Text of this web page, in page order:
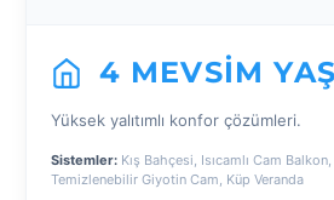
4 MEVSIM
Yüksek yalıtımlı konfor çözümleri.
Sistemler: Kış Bahçesi, Isıcamlı Cam
Temizlenebilir Giyotin Cam, Küp Veranda